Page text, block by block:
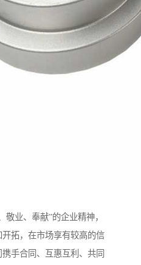
业、奉献”的企业精神，
拓，在市场享有较高的信
手合同、互惠互利、共同